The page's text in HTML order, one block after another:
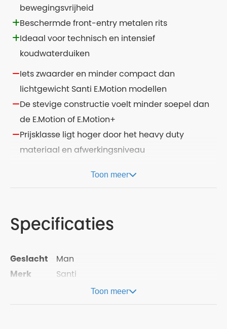
bewegingsvrijheid
Beschermde front-entry metalen rits
Ideaal voor technisch en intensief
koudwaterduiken
Iets zwaarder en minder compact dan
lichtgewicht Santi E.Motion modellen
De stevige constructie voelt minder soepel dan
de E.Motion of E.Motion+
Prijsklasse ligt hoger door het heavy duty
materiaal en afwerkingsniveau
Toon meer
Specificaties
Geslacht
Man
Merk
Santi
Toon meer